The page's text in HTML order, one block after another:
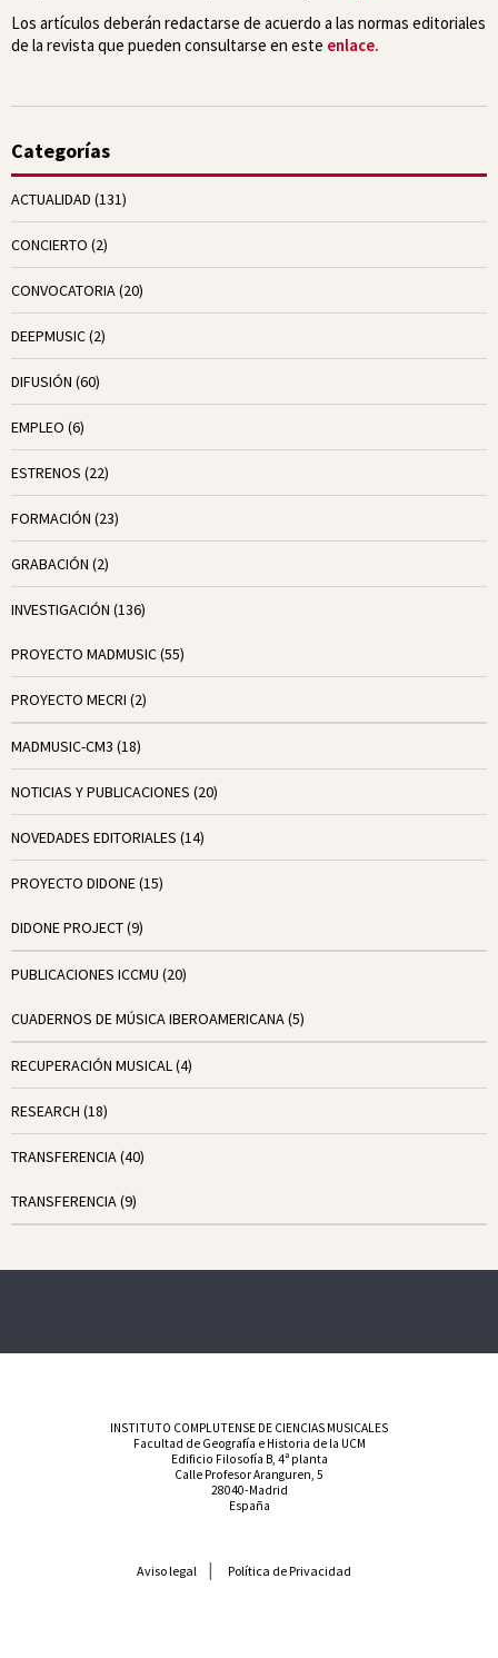
Los artículos deberán redactarse de acuerdo a las normas editoriales
de la revista que pueden consultarse en este enlace.
Categorías
ACTUALIDAD (131)
CONCIERTO (2)
CONVOCATORIA(20)
DEEPMUSIC(2)
DIFUSIÓN (60)
EMPLEO (6)
ESTRENOS (22)
FORMACIÓN (23)
GRABACIÓN (2)
INVESTIGACIÓN (136)
PROYECTO MADMUSIC(55)
PROYECTO MECRI (2)
MADMUSIC-CM3 (18)
NOTICIAS Y PUBLICACIONES (20)
NOVEDADES EDITORIALES (14)
PROYECTO DIDONE(15)
DIDONE PROJECT(9)
PUBLICACIONES ICCMU (20)
CUADERNOS DE MÚSICA IBEROAMERICANA(5)
RECUPERACIÓN MUSICAL(4)
RESEARCH (18)
TRANSFERENCIA(40)
TRANSFERENCIA(9)
INSTITUTO COMPLUTENSE DE CIENCIAS MUSICALES
Facultad de Geografía e Historia de la UCM
Edificio Filosofía B, 4ª planta
Calle Profesor Aranguren, 5
28040-Madrid
España
Aviso legal Política de Privacidad